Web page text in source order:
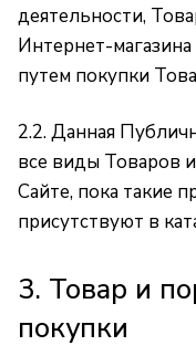
деятельности,
Интернет-
путем покупки
2.2. Данная
все виды Товаров
Сайте, пока такие
присутствуют в
3. Товар и
покупки